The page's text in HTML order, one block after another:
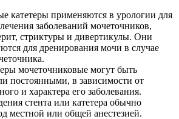
катетеры применяются в урологии для
заболеваний мочеточников,
стриктуры и дивертикулы. Они
для дренирования мочи в случае
мочеточниковые могут быть
постоянными, в зависимости от
и характера его заболевания.
стента или катетера обычно
местной или общей анестезией.